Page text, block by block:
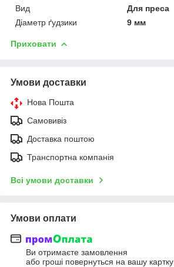
Вид
Для преса
Діаметр ґудзики
9 мм
Приховати
Умови доставки
Нова Пошта
Самовивіз
Доставка поштою
Транспортна компанія
Всі умови доставки
Умови оплати
Ви отримаєте замовлення
або гроші повернуться на вашу картку